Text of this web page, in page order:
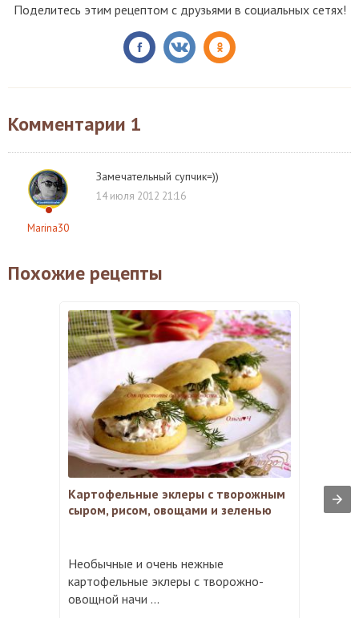
Поделитесь этим рецептом с друзьями в социальных сетях!
Комментарии 1
Marina30
Замечательный супчик=))
14 июля 2012 21:16
Похожие рецепты
Картофельные эклеры с творожным
сыром, рисом, овощами и зеленью
Необычные и очень нежные
картофельные эклеры с творожно-
овощной начи ...